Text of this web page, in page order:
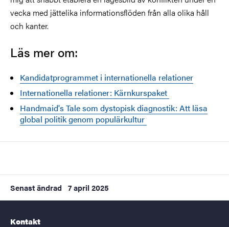
vecka med jättelika informationsflöden från alla olika håll
och kanter.
Läs mer om:
Kandidatprogrammet i internationella relationer
Internationella relationer: Kärnkurspaket
Handmaid's Tale som dystopisk diagnostik: Att läsa
global politik genom populärkultur
Senast ändrad 7 april 2025
Kontakt